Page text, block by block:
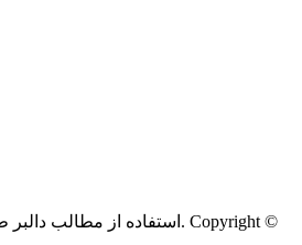
استفاده از مطالب کليه حقوق اين سايت متعلق به دالبر طلایی می‌باشد. Copyright ©